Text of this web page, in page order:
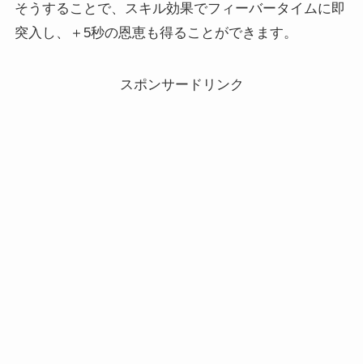
そうすることで、スキル効果でフィーバータイムに即
突入し、＋5秒の恩恵も得ることができます。
スポンサードリンク